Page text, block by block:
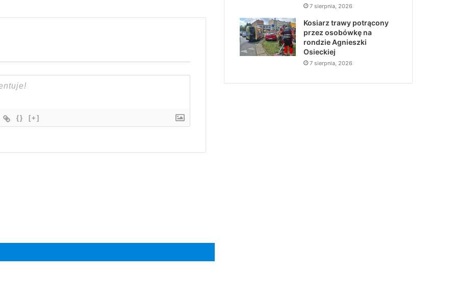
{} [+]
7 sierpnia, 2026
Kosiarz trawy potrącony
przez osobówkę na
rondzie Agnieszki
Osieckiej
7 sierpnia, 2026